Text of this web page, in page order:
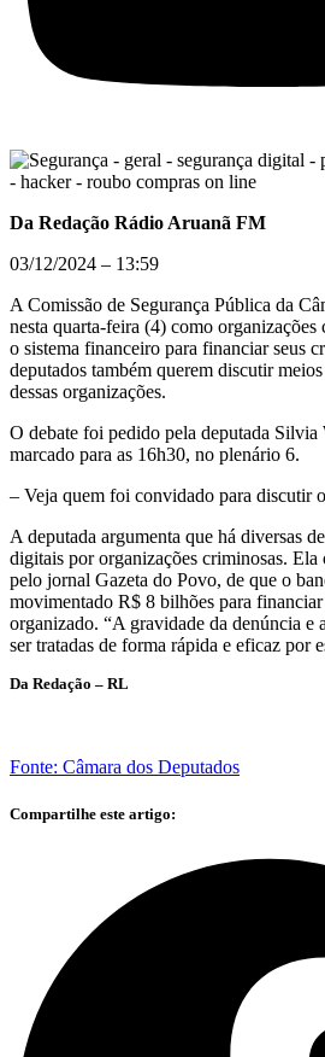
Da Redação Rádio Aruanã FM
03/12/2024 – 13:59
A Comissão de Segurança Pública da
nesta quarta-feira (4) como organizações
o sistema financeiro para financiar seus
deputados também querem discutir
dessas organizações.
O debate foi pedido pela deputada
marcado para as 16h30, no plenário 6.
– Veja quem foi convidado para discutir
A deputada argumenta que há diversas
digitais por organizações criminosas. Ela
pelo jornal Gazeta do Povo, de que o
movimentado R$ 8 bilhões para
organizado. “A gravidade da denúncia e
ser tratadas de forma rápida e eficaz por
Da Redação – RL
Fonte: Câmara dos Deputados
Compartilhe este artigo: